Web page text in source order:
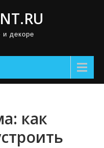
и декоре
как